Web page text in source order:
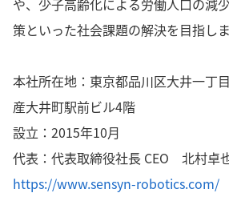
や、少子高齢化による労働人口の減
策といった社会課題の解決を目指しま
本社所在地： 東京都品川区大井一丁
産大井町駅前ビル4階
設立：2015年10月
代表：代表取締役社長 CEO 北村卓
https://www.sensyn-robotics.com/